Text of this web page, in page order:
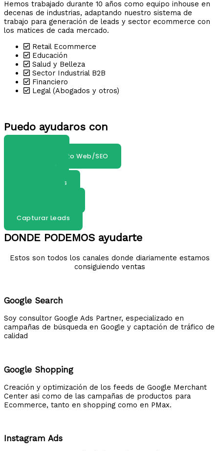
Hemos trabajado durante 10 años como equipo inhouse en
decenas de industrias, adaptando nuestro sistema de
trabajo para generación de leads y sector ecommerce con
los matices de cada mercado.
Retail Ecommerce
Educación
Salud y Belleza
Sector Industrial B2B
Financiero
Legal (Abogados y otros)
Puedo ayudaros con
Posicionamiento Web/SEO
Prestashop
Instagram Ads
Capturar Leads
DONDE PODEMOS ayudarte
Estos son todos los canales donde diariamente estamos
consiguiendo ventas
Google Search
Soy consultor Google Ads Partner, especializado en
campañas de búsqueda en Google y captación de tráfico de
calidad
Google Shopping
Creación y optimización de los feeds de Google Merchant
Center asi como de las campañas de productos para
Ecommerce, tanto en shopping como en PMax.
Instagram Ads